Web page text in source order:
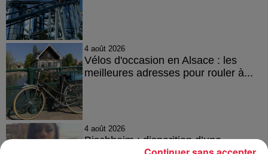
4 août 2026
Vélos d'occasion en Alsace : les
meilleures adresses pour rouler à...
4 août 2026
Bischheim : disparition d’une